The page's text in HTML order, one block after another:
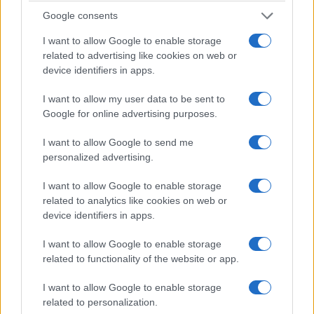
Google consents
I want to allow Google to enable storage
related to advertising like cookies on web or
device identifiers in apps.
I want to allow my user data to be sent to
Google for online advertising purposes.
I want to allow Google to send me
personalized advertising.
I want to allow Google to enable storage
related to analytics like cookies on web or
device identifiers in apps.
I want to allow Google to enable storage
related to functionality of the website or app.
I want to allow Google to enable storage
related to personalization.
Diciassette anni e finalmente al volante.È la
novità destinata a catturare più di tutte